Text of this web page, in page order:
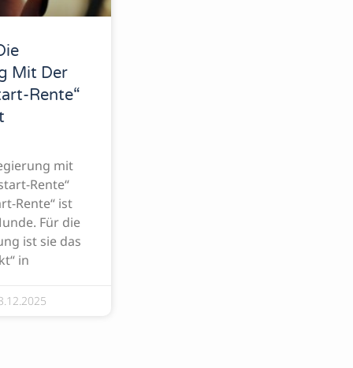
Mit Der
Rente“
mit
Rente“
Rente“ ist
Für die
ist sie das
in